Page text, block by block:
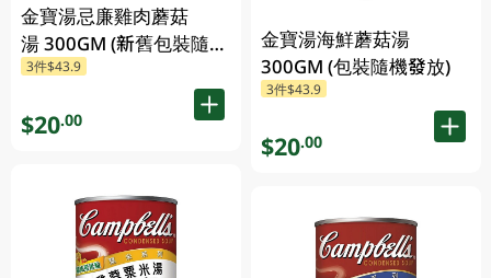
金寶湯忌廉雞肉蘑菇
湯 300GM (新舊包裝隨機
發貨) (包裝隨機發放)
3件$43.9
$20.00
金寶湯海鮮蘑菇湯
300GM (包裝隨機發放)
3件$43.9
$20.00